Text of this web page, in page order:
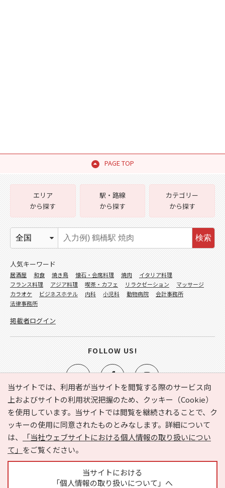
PAGE TOP
当サイトでは、利用者が当サイトを閲覧する際のサービス向
上およびサイトの利用状況把握のため、クッキー（Cookie）
を使用しています。当サイトでは閲覧を継続されることで、ク
ッキーの使用に同意されたものとみなします。詳細について
は、
「当社ウェブサイトにおける個人情報の取り扱いについ
て」 をご覧ください。
当サイトにおける
「個人情報の取り扱いについて」へ
e-NAVITA（イーナビタ）とは？ お気に入り
ヘルプ
利用規約
個人情報の取り扱いについて
運営会社
サイトマップ
広告掲載に関するお問い合わせ
エリア
から探す
駅・路線
から探す
カテゴリー
から探す
検索
人気キーワード
居酒屋 和食 焼き鳥 懐石・会席料理 焼肉
イタリア料理
フランス料理
アジア料理 喫茶・カフェ リラクゼーション
マッサージ
カラオケ
ビジネスホテル 内科 小児科 動物病院
会計事務所
法律事務所
掲載者ログイン
FOLLOW US!